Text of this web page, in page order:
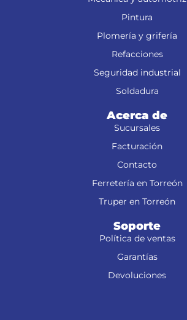
Pintura
Plomería y grifería
Refacciones
Seguridad industrial
Soldadura
Acerca de
Sucursales
Facturación
Contacto
Ferretería en Torreón
Truper en Torreón
Soporte
Política de ventas
Garantías
Devoluciones